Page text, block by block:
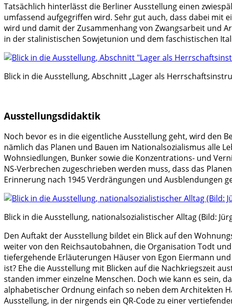
Tatsächlich hinterlässt die Berliner Ausstellung einen
umfassend aufgegriffen wird. Sehr gut auch, dass dabei mit
wird und damit der Zusammenhang von Zwangsarbeit und
in der stalinistischen Sowjetunion und dem faschistischen
Blick in die Ausstellung, Abschnitt „Lager als
Ausstellungsdidaktik
Noch bevor es in die eigentliche Ausstellung geht, wird den
nämlich das Planen und Bauen im Nationalsozialismus alle
Wohnsiedlungen, Bunker sowie die Konzentrations- und
NS-Verbrechen zugeschrieben werden muss, dass das
Erinnerung nach 1945 Verdrängungen und Ausblendungen
Blick in die Ausstellung, nationalsozialistischer Alltag (Bild:
Den Auftakt der Ausstellung bildet ein Blick auf den
weiter von den Reichsautobahnen, die Organisation Todt
tiefergehende Erläuterungen Häuser von Egon Eiermann
ist? Ehe die Ausstellung mit Blicken auf die Nachkriegszeit
standen immer einzelne Menschen. Doch wie kann es sein,
alphabetischer Ordnung einfach so neben dem Architekten
Ausstellung, in der nirgends ein QR-Code zu einer